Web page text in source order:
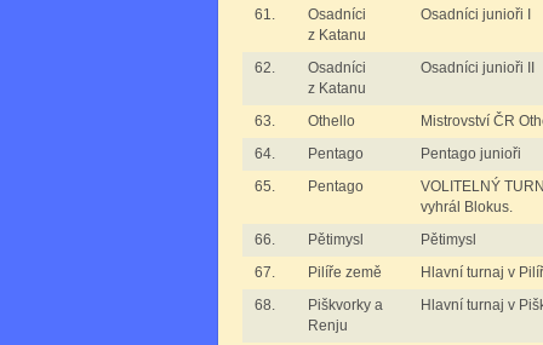
61.
Osadníci
z Katanu
Osadníci junioři I
62.
Osadníci
z Katanu
Osadníci junioři II
63. Othello
Mistrovství ČR
64.
Pentago
Pentago junioři
65.
Pentago
VOLITELNÝ
vyhrál Blokus.
66.
Pětimysl
Pětimysl
67.
Pilíře země
Hlavní turnaj v
68.
Piškvorky a
Renju
Hlavní turnaj v